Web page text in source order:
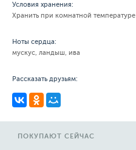
Условия хранения:
Хранить при комнатной температуре
Ноты сердца:
мускус, ландыш, ива
Рассказать друзьям:
ПОКУПАЮТ СЕЙЧАС